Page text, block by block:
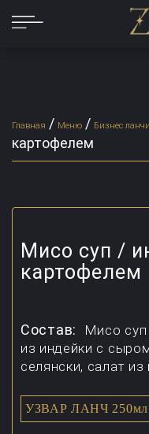
Главная / Меню / Бизнес ланчи
картофелем
Мисо суп /
картофелем
Состав:
Мисо суп
из индейки с
селянски, салат
УЗВАР ЛАНЧ 250мл